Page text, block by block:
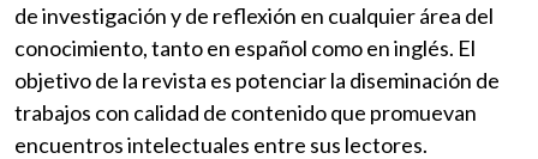
de investigación y de reflexión en cualquier área del
conocimiento, tanto en español como en inglés. El
objetivo de la revista es potenciar la diseminación de
trabajos con calidad de contenido que promuevan
encuentros intelectuales entre sus lectores.